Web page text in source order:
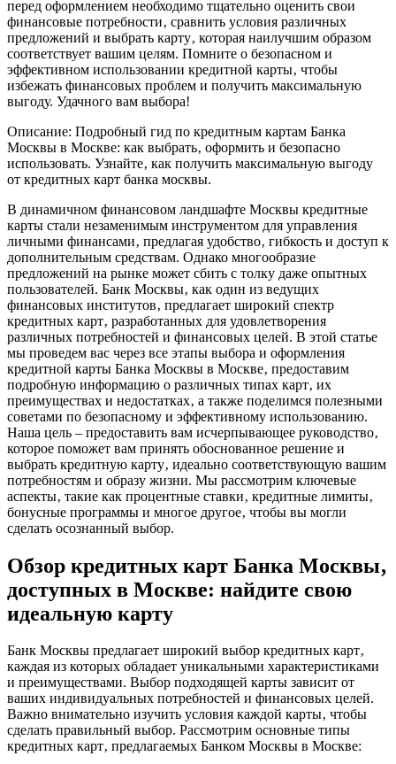
перед оформлением необходимо тщательно оценить свои
финансовые потребности‚ сравнить условия различных
предложений и выбрать карту‚ которая наилучшим образом
соответствует вашим целям. Помните о безопасном и
эффективном использовании кредитной карты‚ чтобы
избежать финансовых проблем и получить максимальную
выгоду. Удачного вам выбора!
Описание: Подробный гид по кредитным картам Банка
Москвы в Москве: как выбрать‚ оформить и безопасно
использовать. Узнайте‚ как получить максимальную выгоду
от кредитных карт банка москвы.
В динамичном финансовом ландшафте Москвы кредитные
карты стали незаменимым инструментом для управления
личными финансами‚ предлагая удобство‚ гибкость и доступ к
дополнительным средствам. Однако многообразие
предложений на рынке может сбить с толку даже опытных
пользователей. Банк Москвы‚ как один из ведущих
финансовых институтов‚ предлагает широкий спектр
кредитных карт‚ разработанных для удовлетворения
различных потребностей и финансовых целей. В этой статье
мы проведем вас через все этапы выбора и оформления
кредитной карты Банка Москвы в Москве‚ предоставим
подробную информацию о различных типах карт‚ их
преимуществах и недостатках‚ а также поделимся полезными
советами по безопасному и эффективному использованию.
Наша цель – предоставить вам исчерпывающее руководство‚
которое поможет вам принять обоснованное решение и
выбрать кредитную карту‚ идеально соответствующую вашим
потребностям и образу жизни. Мы рассмотрим ключевые
аспекты‚ такие как процентные ставки‚ кредитные лимиты‚
бонусные программы и многое другое‚ чтобы вы могли
сделать осознанный выбор.
Обзор кредитных карт Банка Москвы‚
доступных в Москве: найдите свою
идеальную карту
Банк Москвы предлагает широкий выбор кредитных карт‚
каждая из которых обладает уникальными характеристиками
и преимуществами. Выбор подходящей карты зависит от
ваших индивидуальных потребностей и финансовых целей.
Важно внимательно изучить условия каждой карты‚ чтобы
сделать правильный выбор. Рассмотрим основные типы
кредитных карт‚ предлагаемых Банком Москвы в Москве: